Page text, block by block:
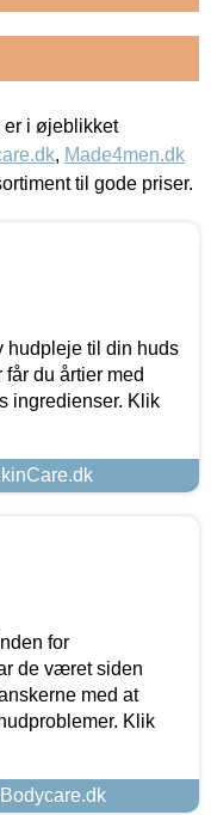
i øjeblikket
, Made4men.dk
til gode priser.
hudpleje til din huds
du årtier med
ingredienser. Klik
for
de været siden
med at
Klik